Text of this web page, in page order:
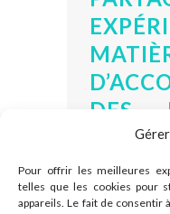
Pour offrir les meilleures
telles que les cookies pour
appareils. Le fait de
DES
LeCERIC